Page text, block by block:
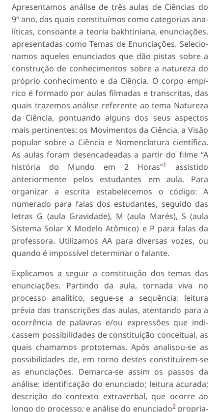
Apresentamos análise de três aulas de Ciências do
9º ano, das quais constituímos como categorias ana­
líticas, consoante a teoria bakhtiniana, enunciações,
apresentadas como Temas de Enunciações. Selecio­
namos aqueles enunciados que dão pistas sobre a
construção de conhecimentos sobre a natureza do
próprio conhecimento e da Ciência. O corpo empí­
rico é formado por aulas filmadas e transcritas, das
quais trazemos análise referente ao tema Natureza
da Ciência, pontuando alguns dos seus aspectos
mais per­tinentes: os Movimentos da Ciência, a Visão
popular sobre a Ciência e Nomenclatura científica.
As aulas foram desencadeadas a partir do filme “A
história do Mundo em 2 Horas”1
assistido
anteriormente pelos estudantes em aula. Para
organizar a escrita estabe­lecemos o código: A
numerado para falas dos estu­dantes, seguido das
letras G (aula Gravidade), M (aula Marés), S (aula
Sistema Solar X Modelo Atômico) e P para falas da
professora. Utilizamos AA para diversas vozes, ou
quando é impossível determinar o falante.
Explicamos a seguir a constituição dos temas das
enunciações. Partindo da aula, tornada viva no
processo analítico, segue-se a sequência: leitura
prévia das transcrições das aulas, atentando para a
ocorrência de palavras e/ou expressões que indi­
cassem possibilidades de constituição conceitual, as
quais chamamos prototemas. Após analisou-se as
possibilidades de, em torno destes constituírem­-se
as enunciações. Demarca-se assim os passos da
análise: identificação do enunciado; leitura acurada;
descrição do contexto extraverbal, que ocorre ao
longo do processo; e análise do enunciado2propria-